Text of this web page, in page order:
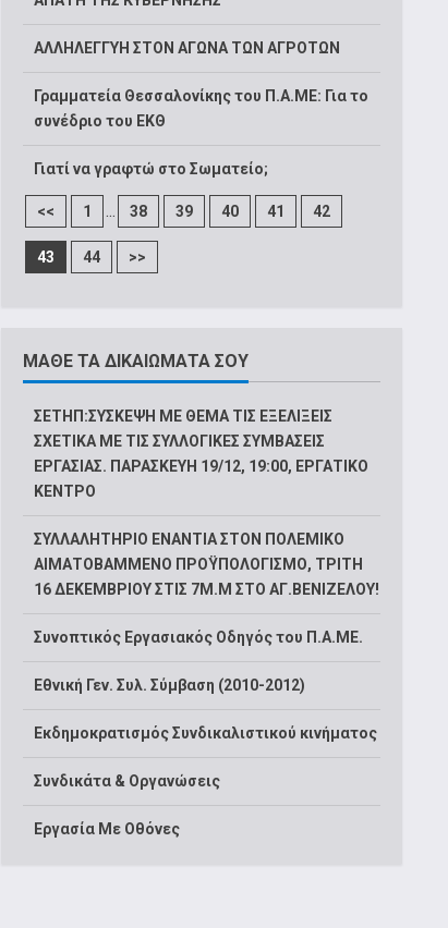
ΑΛΛΗΛΕΓΓΥΗ ΣΤΟΝ ΑΓΩΝΑ ΤΩΝ ΑΓΡΟΤΩΝ
Γραμματεία Θεσσαλονίκης του Π.Α.ΜΕ: Για το
συνέδριο του ΕΚΘ
Γιατί να γραφτώ στο Σωματείο;
<< 1 38 39 40 41 42
43 44 >>
ΜΑΘΕ ΤΑ ΔΙΚΑΙΩΜΑΤΑ ΣΟΥ
ΣΕΤΗΠ:ΣΥΣΚΕΨΗ ΜΕ ΘΕΜΑ ΤΙΣ ΕΞΕΛΙΞΕΙΣ
ΣΧΕΤΙΚΑ ΜΕ ΤΙΣ ΣΥΛΛΟΓΙΚΕΣ ΣΥΜΒΑΣΕΙΣ
ΕΡΓΑΣΙΑΣ. ΠΑΡΑΣΚΕΥΗ 19/12, 19:00, ΕΡΓΑΤΙΚΟ
ΚΕΝΤΡΟ
ΣΥΛΛΑΛΗΤΗΡΙΟ ΕΝΑΝΤΙΑ ΣΤΟΝ ΠΟΛΕΜΙΚΟ
ΑΙΜΑΤΟΒΑΜΜΕΝΟ ΠΡΟΫΠΟΛΟΓΙΣΜΟ, ΤΡΙΤΗ
16 ΔΕΚΕΜΒΡΙΟΥ ΣΤΙΣ 7Μ.Μ ΣΤΟ ΑΓ.ΒΕΝΙΖΕΛΟΥ!
Συνοπτικός Εργασιακός Οδηγός του Π.Α.ΜΕ.
Εθνική Γεν. Συλ. Σύμβαση (2010-2012)
Εκδημοκρατισμός Συνδικαλιστικού κινήματος
Συνδικάτα & Οργανώσεις
Εργασία Με Οθόνες